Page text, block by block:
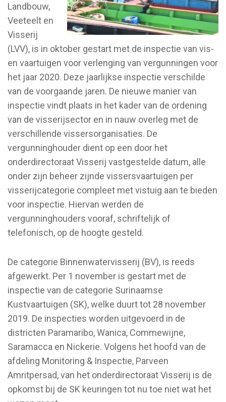
Landbouw,
Veeteelt en
Visserij
(LVV), is in oktober gestart met de inspectie van vis-
en vaartuigen voor verlenging van vergunningen voor
het jaar 2020. Deze jaarlijkse inspectie verschilde
van de voorgaande jaren. De nieuwe manier van
inspectie vindt plaats in het kader van de ordening
van de visserijsector en in nauw overleg met de
verschillende vissersorganisaties. De
vergunninghouder dient op een door het
onderdirectoraat Visserij vastgestelde datum, alle
onder zijn beheer zijnde vissersvaartuigen per
visserijcategorie compleet met vistuig aan te bieden
voor inspectie. Hiervan werden de
vergunninghouders vooraf, schriftelijk of
telefonisch, op de hoogte gesteld.
De categorie Binnenwatervisserij (BV), is reeds
afgewerkt. Per 1 november is gestart met de
inspectie van de categorie Surinaamse
Kustvaartuigen (SK), welke duurt tot 28 november
2019. De inspecties worden uitgevoerd in de
districten Paramaribo, Wanica, Commewijne,
Saramacca en Nickerie. Volgens het hoofd van de
afdeling Monitoring & Inspectie, Parveen
Amritpersad, van het onderdirectoraat Visserij is de
opkomst bij de SK keuringen tot nu toe niet wat het